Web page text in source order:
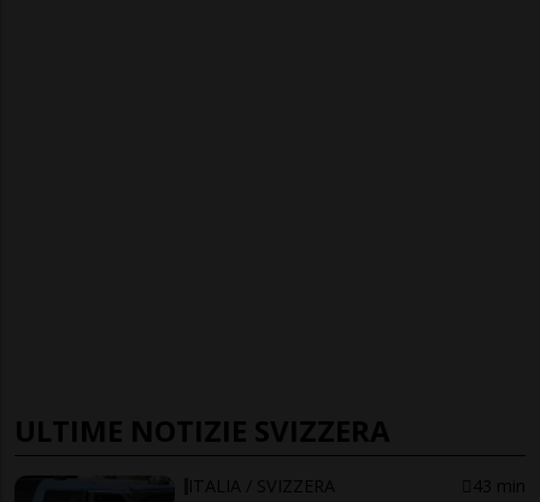
ULTIME NOTIZIE SVIZZERA
ITALIA / SVIZZERA 43 min